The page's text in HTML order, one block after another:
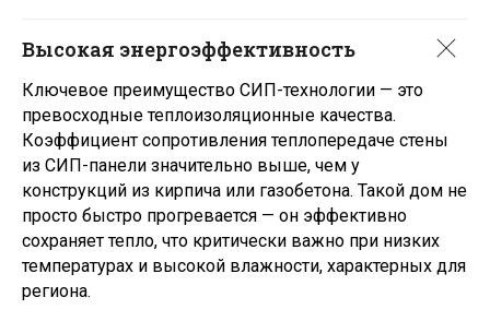
Высокая энергоэффективность
Ключевое преимущество СИП-технологии — это
превосходные теплоизоляционные качества.
Коэффициент сопротивления теплопередаче стены
из СИП-панели значительно выше, чем у
конструкций из кирпича или газобетона. Такой дом не
просто быстро прогревается — он эффективно
сохраняет тепло, что критически важно при низких
температурах и высокой влажности, характерных для
региона.
Записаться на экскурсию
объектам в удобное для Вас время
Карелия
Крым
Казань Санкт-Петербург